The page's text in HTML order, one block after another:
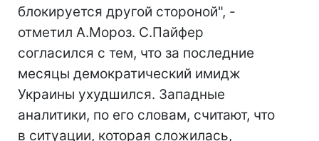
блокируется другой стороной", -
отметил А.Мороз. С.Пайфер
согласился с тем, что за последние
месяцы демократический имидж
Украины ухудшился. Западные
аналитики, по его словам, считают, что
в ситуации, которая сложилась,